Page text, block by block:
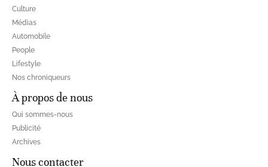
Culture
Médias
Automobile
People
Lifestyle
Nos chroniqueurs
À propos de nous
Qui sommes-nous
Publicité
Archives
Nous contacter